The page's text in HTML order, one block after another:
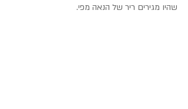
שהיו מגירים ריר של הנאה מפי.